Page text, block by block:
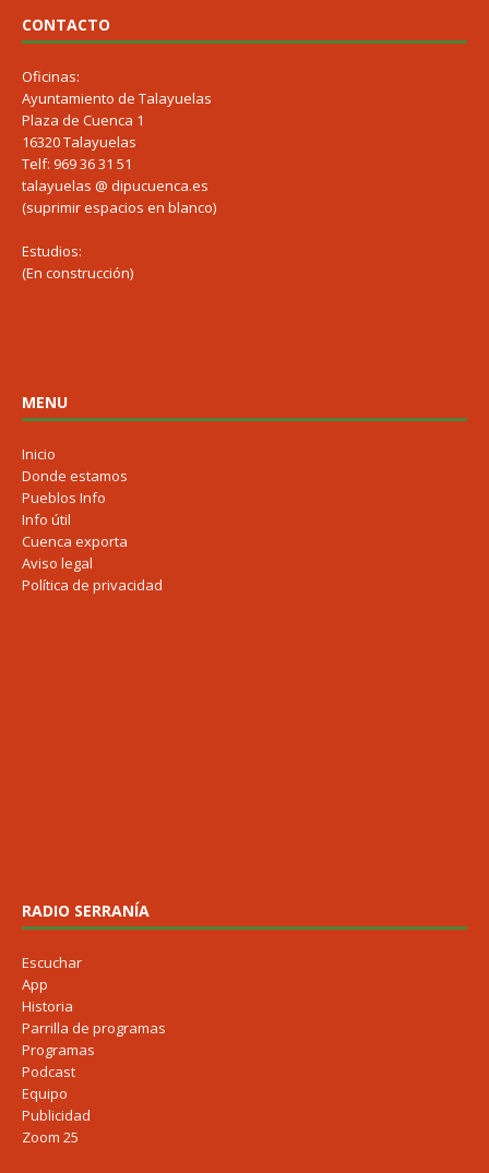
CONTACTO
Oficinas:
Ayuntamiento de Talayuelas
Plaza de Cuenca 1
16320 Talayuelas
Telf: 969 36 31 51
talayuelas @ dipucuenca.es
(suprimir espacios en blanco)
Estudios:
(En construcción)
MENU
Inicio
Donde estamos
Pueblos Info
Info útil
Cuenca exporta
Aviso legal
Política de privacidad
RADIO SERRANÍA
Escuchar
App
Historia
Parrilla de programas
Programas
Podcast
Equipo
Publicidad
Zoom 25